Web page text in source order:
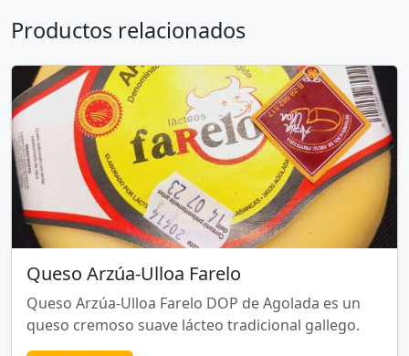
Productos relacionados
Queso Arzúa-Ulloa Farelo
Queso Arzúa-Ulloa Farelo DOP de Agolada es un
queso cremoso suave lácteo tradicional gallego.